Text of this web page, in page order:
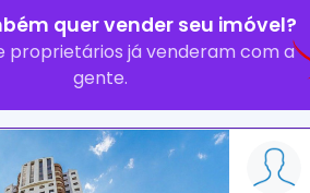
quer vender seu imóvel?
proprietários já venderam com a
gente.